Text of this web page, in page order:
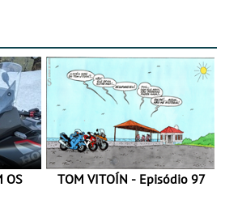
TOM VITOÍN - Episódio 97